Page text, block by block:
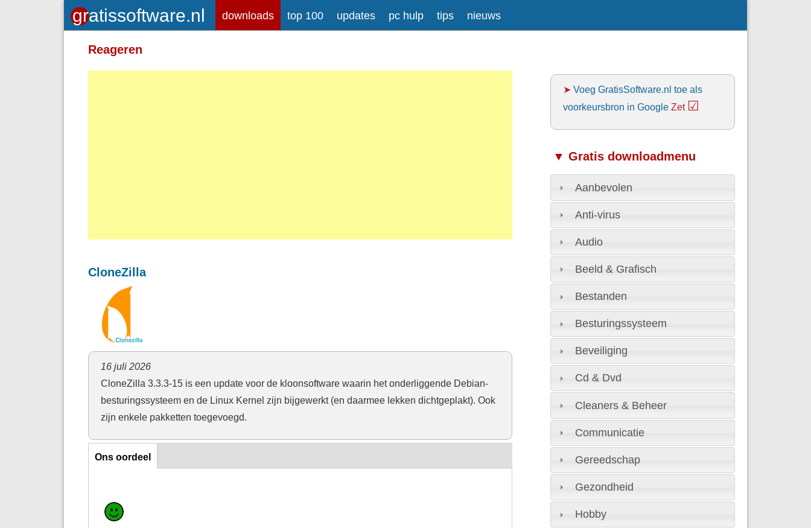
downloads top 100 updates pc hulp tips nieuws
Reageren
CloneZilla
16 juli 2026
CloneZilla 3.3.3-15 is een update voor de kloonsoftware waarin het onderliggende Debian-
besturingssysteem en de Linux Kernel zijn bijgewerkt (en daarmee lekken dichtgeplakt). Ook
zijn enkele pakketten toegevoegd.
Ons oordeel
Ons oordeel
Meer informatie over tekstopmaak
Toegelaten HTML-tags: <em> <strong>
<br> <p>
Adressen van webpagina's en e-mailadressen worden automatisch naar links omgezet.
➤Voeg GratisSoftware.nl toe als
voorkeursbron in Google Zet ☑
▼ Gratis downloadmenu
Aanbevolen
Anti-virus
Audio
Beeld & Grafisch
Bestanden
Besturingssysteem
Beveiliging
Cd & Dvd
Cleaners & Beheer
Communicatie
Gereedschap
Gezondheid
Hobby